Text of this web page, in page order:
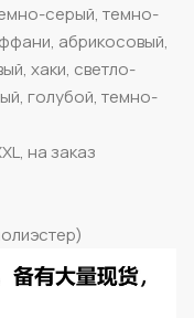
серый, темно-
абрикосовый,
хаки, светло-
голубой, темно-
на заказ